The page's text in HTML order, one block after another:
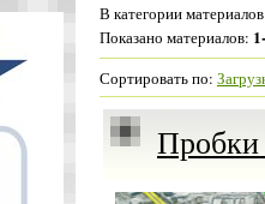
В категории материалов
Показано материалов:
Сортировать по:
Пробки